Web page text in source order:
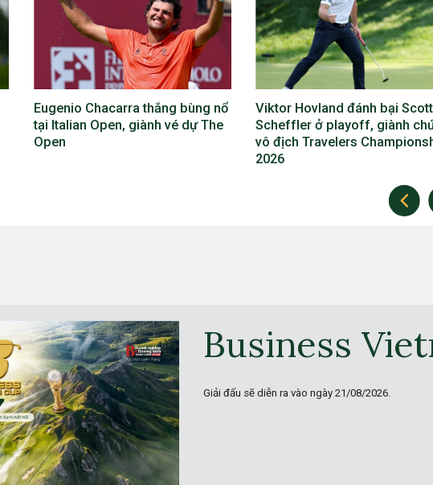
Viktor Hovland đánh bại Scottie
Scheffler ở playoff, giành chức
vô địch Travelers Championship
Phil Mickelson lỡ The Open
2026, lần đầu vắng mặt ở cả 4
giải major trong năm
Business
Giải đấu sẽ diễn ra vào ngày 21/08/2026.